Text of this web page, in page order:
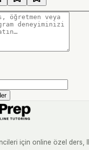
için online özel ders,